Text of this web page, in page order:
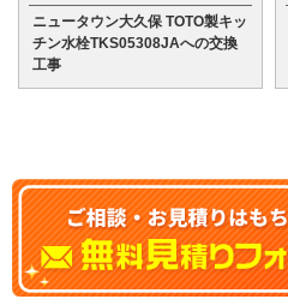
ニュータウン大久保 TOTO製キッ
チン水栓TKS05308JAへの交換
工事